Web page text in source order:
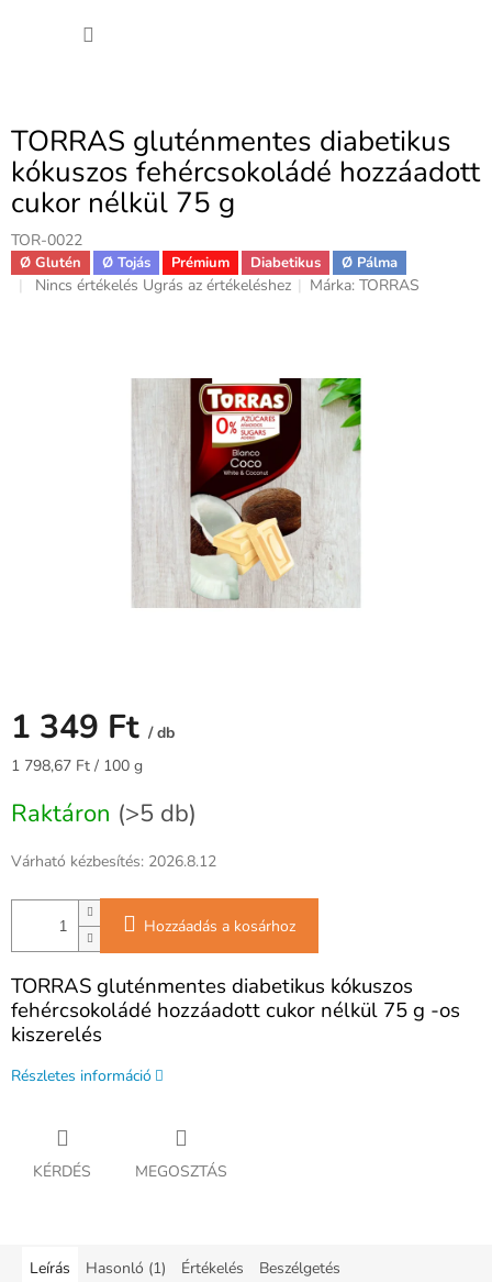
TORRAS gluténmentes diabetikus
kókuszos fehércsokoládé hozzáadott
cukor nélkül 75 g
TOR-0022
Ø Glutén Ø Tojás Prémium Diabetikus Ø Pálma
A
Nincs értékelés Ugrás az értékeléshez Márka:TORRAS
1 349 Ft / db
Egységár:
1 798,67 Ft / 100 g
Raktáron (>5 db)
Várható kézbesítés: 2026.8.12
Hozzáadás a kosárhoz
TORRAS gluténmentes diabetikus kókuszos
fehércsokoládé hozzáadott cukor nélkül 75 g -os
kiszerelés
Részletes információ
KÉRDÉS MEGOSZTÁS
Leírás Hasonló (1) Értékelés Beszélgetés